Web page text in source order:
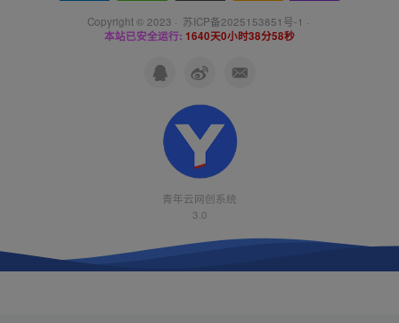
Copyright © 2023 · 苏ICP备2025153851号-1 ·
本站已安全运行: 1640天0小时38分58秒
青年云网创系统
3.0